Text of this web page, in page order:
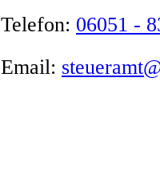
Telefon: 06051 -
Email: